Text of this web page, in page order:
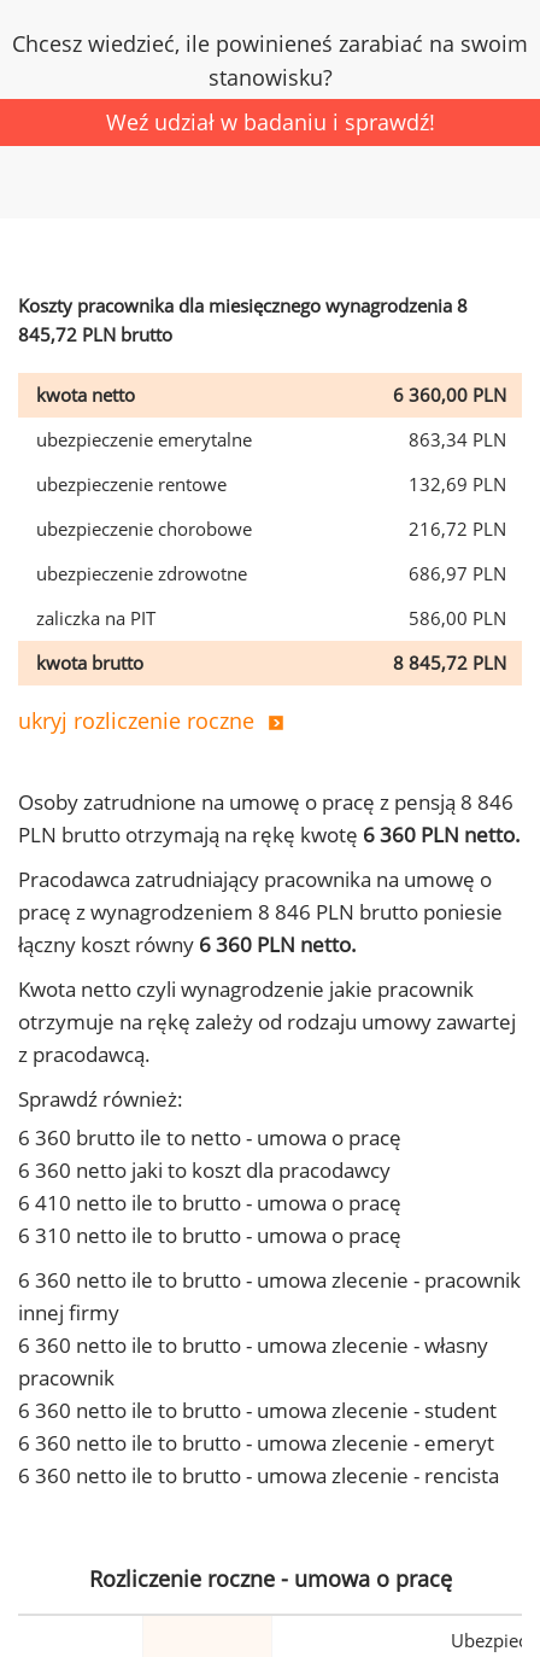
Chcesz wiedzieć, ile powinieneś zarabiać na swoim
stanowisku?
Weź udział w badaniu i sprawdź!
Koszty pracownika dla miesięcznego wynagrodzenia 8
845,72 PLN brutto
kwota netto
6 360,00 PLN
ubezpieczenie emerytalne
863,34 PLN
ubezpieczenie rentowe
132,69 PLN
ubezpieczenie chorobowe
216,72 PLN
ubezpieczenie zdrowotne
686,97 PLN
zaliczka na PIT
586,00 PLN
kwota brutto
8 845,72 PLN
ukryj rozliczenie roczne
Osoby zatrudnione na umowę o pracę z pensją 8 846
PLN brutto otrzymają na rękę kwotę 6 360 PLN netto.
Pracodawca zatrudniający pracownika na umowę o
pracę z wynagrodzeniem 8 846 PLN brutto poniesie
łączny koszt równy 6 360 PLN netto.
Kwota netto czyli wynagrodzenie jakie pracownik
otrzymuje na rękę zależy od rodzaju umowy zawartej
z pracodawcą.
Sprawdź również:
6 360 brutto ile to netto - umowa o pracę
6 360 netto jaki to koszt dla pracodawcy
6 410 netto ile to brutto - umowa o pracę
6 310 netto ile to brutto - umowa o pracę
6 360 netto ile to brutto - umowa zlecenie - pracownik
innej firmy
6 360 netto ile to brutto - umowa zlecenie - własny
pracownik
6 360 netto ile to brutto - umowa zlecenie - student
6 360 netto ile to brutto - umowa zlecenie - emeryt
6 360 netto ile to brutto - umowa zlecenie - rencista
Rozliczenie roczne - umowa o pracę